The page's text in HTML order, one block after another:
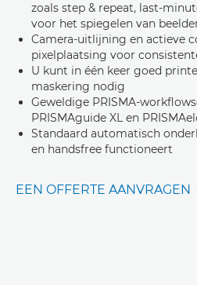
zoals step & repeat, last-
voor het spiegelen van
Camera-uitlijning en actieve
pixelplaatsing voor
U kunt in één keer goed
maskering nodig
Geweldige PRISMA-
PRISMAguide XL en
Standaard automatisch
en handsfree functioneert
EEN OFFERTE AANVRAGEN